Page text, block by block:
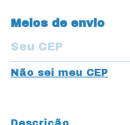
Entregas para o CEP:
Meios de envio
Não sei meu CEP